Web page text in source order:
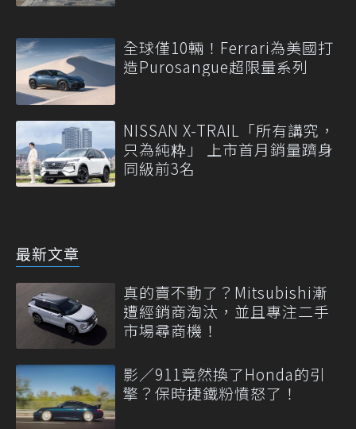
全球僅10輛！Ferrari為美國打
造Purosangue超限量系列
NISSAN X-TRAIL「所有講究，
只為純粋」 上市首月銷量躋身
同級前3名
最新文章
真的賣不動了？Mitsubishi漸
遭經銷商淘汰，並且專注二手
市場尋商機！
影／911竟然換了Honda的引
擎？保時捷鐵粉憤怒了！